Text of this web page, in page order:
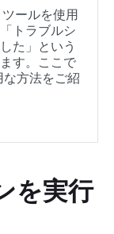
ールを使用
トラブルシ
た」という
す。ここで
方法をご紹
を実行